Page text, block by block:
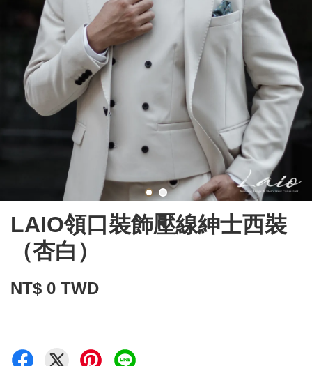
LAIO領口裝飾壓線紳士西裝
（杏白）
NT$ 0 TWD